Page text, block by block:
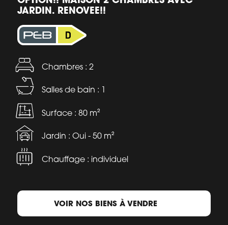
JARDIN. RENOVEE!!
Chambres : 2
Salles de bain : 1
Surface : 80 m²
Jardin : Oui - 50 m²
Chauffage : individuel
VOIR NOS BIENS À VENDRE